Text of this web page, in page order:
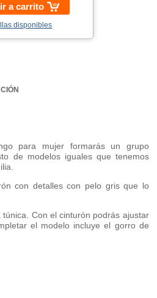
a carrito
disponibles
para mujer formarás un grupo
de modelos iguales que tenemos
con detalles con pelo gris que lo
Con el cinturón podrás ajustar
el modelo incluye el gorro de